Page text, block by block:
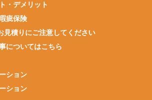
・デメリット
疵保険
見積りにご注意してください
についてはこちら
ション
ション